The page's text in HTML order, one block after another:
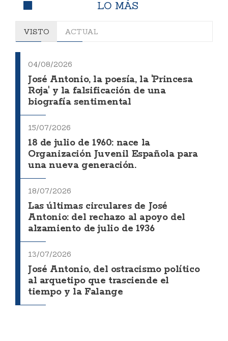
LO MÁS
VISTO ACTUAL
04/08/2026
José Antonio, la poesía, la 'Princesa
Roja' y la falsificación de una
biografía sentimental
15/07/2026
18 de julio de 1960: nace la
Organización Juvenil Española para
una nueva generación.
18/07/2026
Las últimas circulares de José
Antonio: del rechazo al apoyo del
alzamiento de julio de 1936
13/07/2026
José Antonio, del ostracismo político
al arquetipo que trasciende el
tiempo y la Falange